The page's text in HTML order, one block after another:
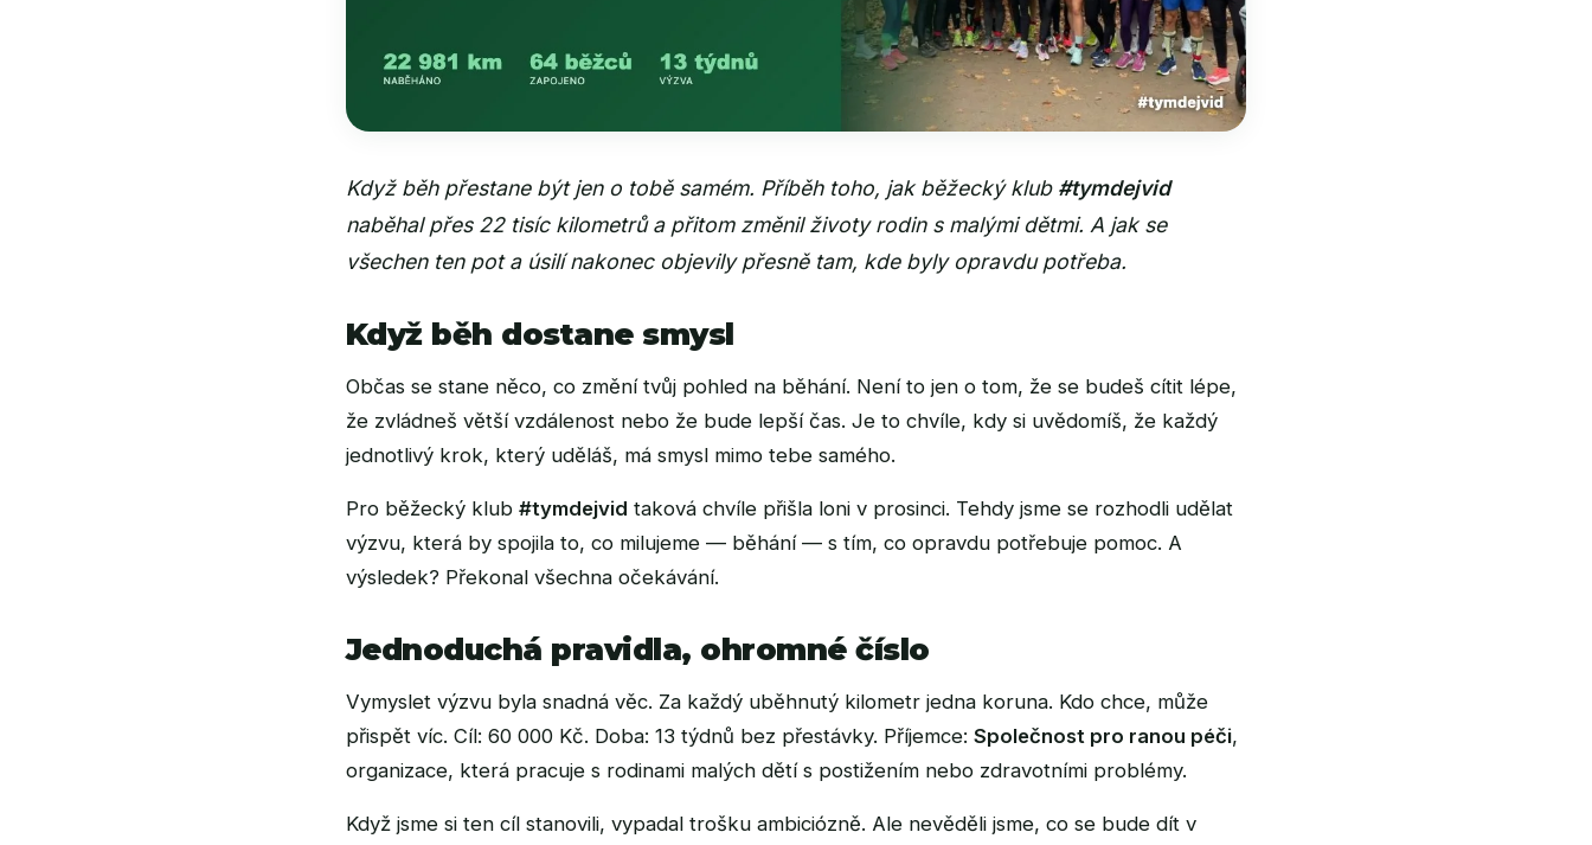
Když běh přestane být jen o tobě samém. Příběh toho, jak běžecký klub #tymdejvid
naběhal přes 22 tisíc kilometrů a přitom změnil životy rodin s malými dětmi. A jak se
všechen ten pot a úsilí nakonec objevily přesně tam, kde byly opravdu potřeba.
Když běh dostane smysl
Občas se stane něco, co změní tvůj pohled na běhání. Není to jen o tom, že se budeš cítit lépe,
že zvládneš větší vzdálenost nebo že bude lepší čas. Je to chvíle, kdy si uvědomíš, že každý
jednotlivý krok, který uděláš, má smysl mimo tebe samého.
Pro běžecký klub #tymdejvid taková chvíle přišla loni v prosinci. Tehdy jsme se rozhodli udělat
výzvu, která by spojila to, co milujeme — běhání — s tím, co opravdu potřebuje pomoc. A
výsledek? Překonal všechna očekávání.
Jednoduchá pravidla, ohromné číslo
Vymyslet výzvu byla snadná věc. Za každý uběhnutý kilometr jedna koruna. Kdo chce, může
přispět víc. Cíl: 60 000 Kč. Doba: 13 týdnů bez přestávky. Příjemce: Společnost pro ranou péči,
organizace, která pracuje s rodinami malých dětí s postižením nebo zdravotními problémy.
Když jsme si ten cíl stanovili, vypadal trošku ambiciózně. Ale nevěděli jsme, co se bude dít v